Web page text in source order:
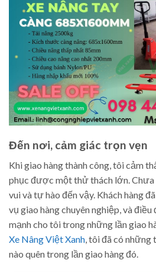
Đến nơi, cảm giác trọn vẹn
Khi giao hàng thành công, tôi cảm
phục được một thử thách lớn.
vui và tự hào đến vậy. Khách hàng
vụ giao hàng chuyên nghiệp, và
mạnh cho tôi trong những lần giao
Xe Nâng Việt Xanh, tôi đã có những
nào quên trong lần giao hàng đó.